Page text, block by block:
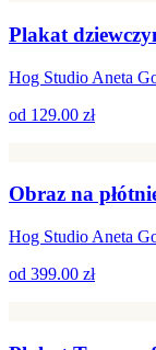
Plakat
Hog Studio Aneta
od 129.00 zł
Obraz na
Hog Studio Aneta
od 399.00 zł